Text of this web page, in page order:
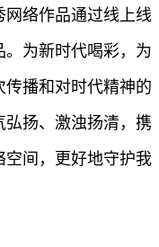
网络作品通过线上线
为新时代喝彩，为
播和对时代精神的
扬、激浊扬清，携
间，更好地守护我